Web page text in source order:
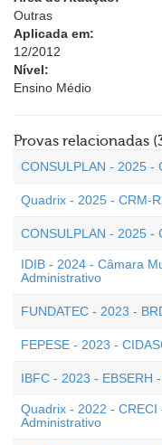
Outras
Aplicada em:
12/2012
Nível:
Ensino Médio
Provas relacionadas
CONSULPLAN - 2025 -
Quadrix - 2025 - CRM-
CONSULPLAN - 2025 -
IDIB - 2024 - Câmara
Administrativo
FUNDATEC - 2023 -
FEPESE - 2023 -
IBFC - 2023 - EBSERH
Quadrix - 2022 - CRECI
Administrativo